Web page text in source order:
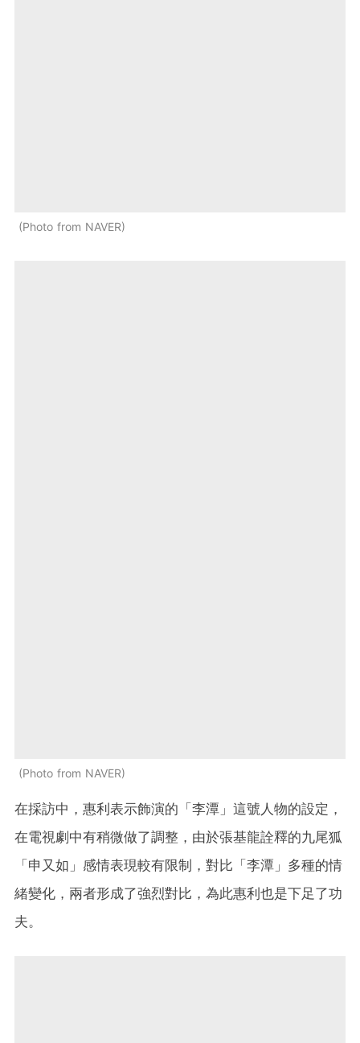
Photo from NAVER
Photo from NAVER
在採訪中， 惠利表示飾演的「李潭」這號人物的設定，
在電視劇中有稍微做了調整，由於張基龍詮釋的九尾狐
「申又如」感情表現較有限制，對比「李潭」多種的情
緒變化，兩者形成了強烈對比，為此惠利也是下足了功
夫。